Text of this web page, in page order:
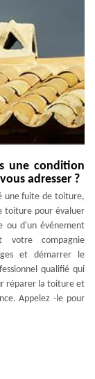
une condition
adresser ?
une fuite de toiture,
toiture pour évaluer
ou d'un événement
votre compagnie
et démarrer le
qualifié qui
réparer la toiture et
Appelez -le pour